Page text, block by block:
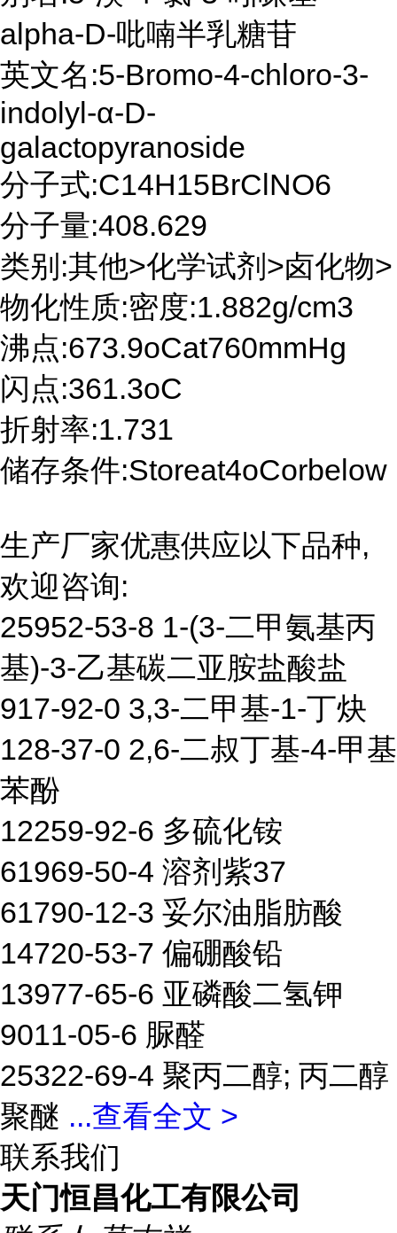
alpha-D-吡喃半乳糖苷
英文名:5-Bromo-4-chloro-3-
indolyl-α-D-
galactopyranoside
分子式:C14H15BrClNO6
分子量:408.629
类别:其他>化学试剂>卤化物>
物化性质:密度:1.882g/cm3
沸点:673.9oCat760mmHg
闪点:361.3oC
折射率:1.731
储存条件:Storeat4oCorbelow
生产厂家优惠供应以下品种,
欢迎咨询:
25952-53-8 1-(3-二甲氨基丙
基)-3-乙基碳二亚胺盐酸盐
917-92-0 3,3-二甲基-1-丁炔
128-37-0 2,6-二叔丁基-4-甲基
苯酚
12259-92-6 多硫化铵
61969-50-4 溶剂紫37
61790-12-3 妥尔油脂肪酸
14720-53-7 偏硼酸铅
13977-65-6 亚磷酸二氢钾
9011-05-6 脲醛
25322-69-4 聚丙二醇; 丙二醇
聚醚 ...查看全文 >
联系我们
天门恒昌化工有限公司